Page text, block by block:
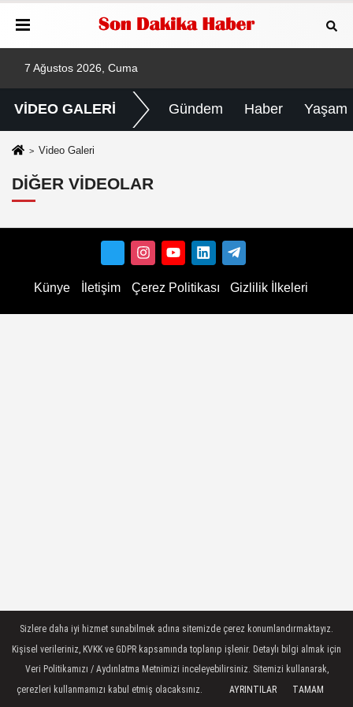
7 Ağustos 2026, Cuma
VİDEO GALERİ Gündem Haber Yaşam
Video Galeri
DIĞER VIDEOLAR
Künye İletişim Çerez Politikası Gizlilik İlkeleri
Sizlere daha iyi hizmet sunabilmek adına sitemizde çerez konumlandırmaktayız.
Kişisel verileriniz, KVKK ve GDPR kapsamında toplanıp işlenir. Detaylı bilgi almak için
Veri Politikamızı / Aydınlatma Metnimizi inceleyebilirsiniz. Sitemizi kullanarak,
çerezleri kullanmamızı kabul etmiş olacaksınız.
AYRINTILAR TAMAM